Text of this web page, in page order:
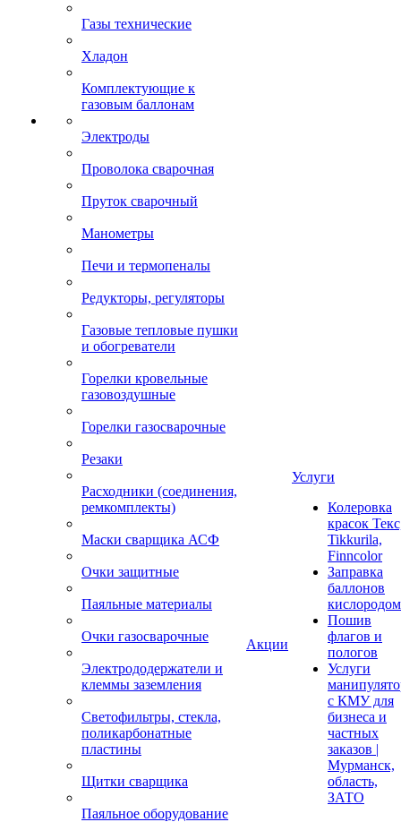
Газы технические
Хладон
Комплектующие к
газовым баллонам
Электроды
Проволока сварочная
Пруток сварочный
Манометры
Печи и термопеналы
Редукторы, регуляторы
Газовые тепловые пушки
и обогреватели
Горелки кровельные
газовоздушные
Горелки газосварочные
Резаки
Расходники (соединения,
ремкомплекты)
Маски сварщика АСФ
Очки защитные
Паяльные материалы
Очки газосварочные
Электрододержатели и
клеммы заземления
Светофильтры, стекла,
поликарбонатные
пластины
Щитки сварщика
Паяльное оборудование
Акции
Услуги
Колеровка
красок
Tikkurila,
Finncolor
Заправка
баллонов
кислородом
Пошив
флагов и
пологов
Услуги
с КМУ для
бизнеса и
частных
заказов |
Мурманск,
область,
ЗАТО